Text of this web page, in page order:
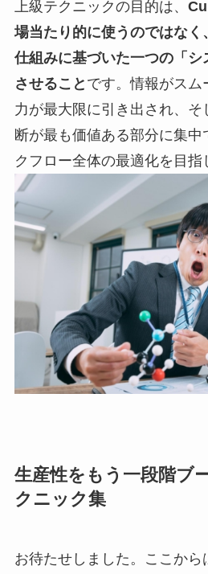
上級テクニックの目的は、
場当たり的に使うのではなく
仕組みに基づいた一つの「シ
させること です。情報がス
力が最大限に引き出され、そ
断が最も価値ある部分に集中
クフロー全体の最適化を目指
生産性をもう一段階ブ
クニック集
お待たせしました。ここか